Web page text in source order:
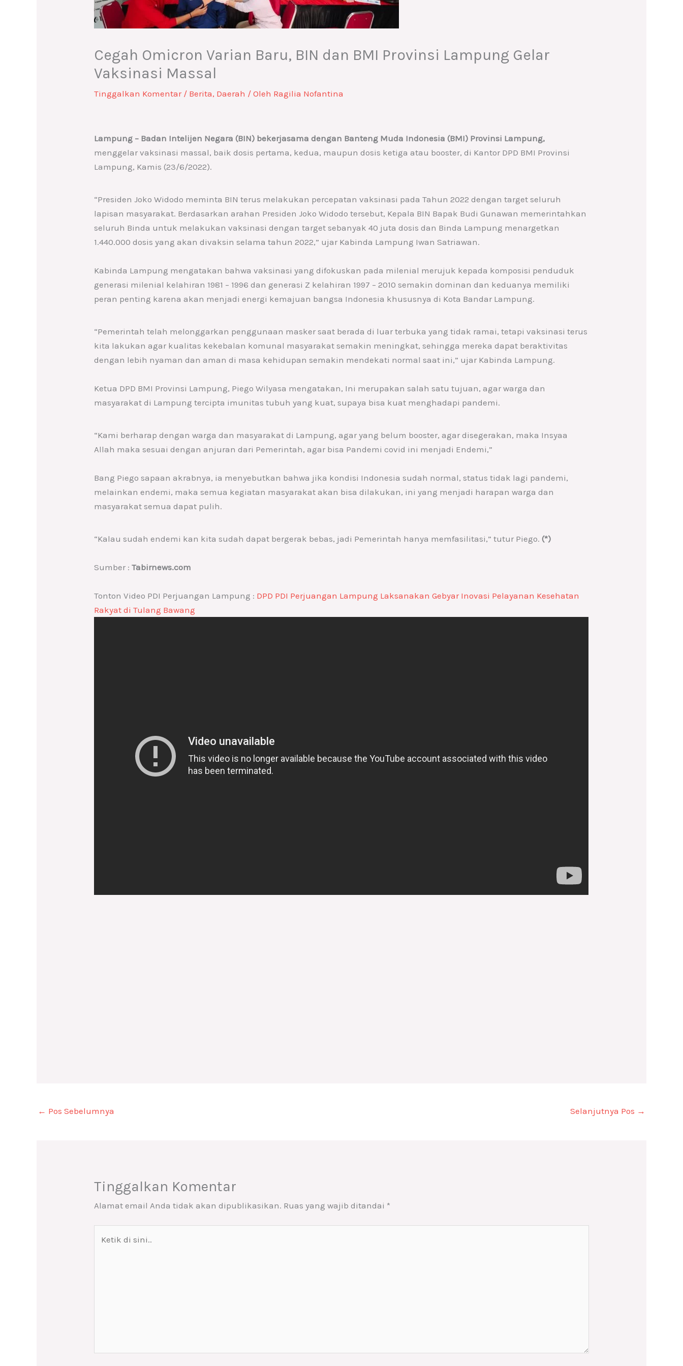
Cegah Omicron Varian Baru, BIN dan BMI Provinsi Lampung Gelar
Vaksinasi Massal
Tinggalkan Komentar / Berita, Daerah / Oleh Ragilia Nofantina
Lampung – Badan Intelijen Negara (BIN) bekerjasama dengan Banteng Muda Indonesia (BMI) Provinsi Lampung,
menggelar vaksinasi massal, baik dosis pertama, kedua, maupun dosis ketiga atau booster, di Kantor DPD BMI Provinsi
Lampung, Kamis (23/6/2022).
“Presiden Joko Widodo meminta BIN terus melakukan percepatan vaksinasi pada Tahun 2022 dengan target seluruh
lapisan masyarakat. Berdasarkan arahan Presiden Joko Widodo tersebut, Kepala BIN Bapak Budi Gunawan memerintahkan
seluruh Binda untuk melakukan vaksinasi dengan target sebanyak 40 juta dosis dan Binda Lampung menargetkan
1.440.000 dosis yang akan divaksin selama tahun 2022,” ujar Kabinda Lampung Iwan Satriawan.
Kabinda Lampung mengatakan bahwa vaksinasi yang difokuskan pada milenial merujuk kepada komposisi penduduk
generasi milenial kelahiran 1981 – 1996 dan generasi Z kelahiran 1997 – 2010 semakin dominan dan keduanya memiliki
peran penting karena akan menjadi energi kemajuan bangsa Indonesia khususnya di Kota Bandar Lampung.
“Pemerintah telah melonggarkan penggunaan masker saat berada di luar terbuka yang tidak ramai, tetapi vaksinasi terus
kita lakukan agar kualitas kekebalan komunal masyarakat semakin meningkat, sehingga mereka dapat beraktivitas
dengan lebih nyaman dan aman di masa kehidupan semakin mendekati normal saat ini,” ujar Kabinda Lampung.
Ketua DPD BMI Provinsi Lampung, Piego Wilyasa mengatakan, Ini merupakan salah satu tujuan, agar warga dan
masyarakat di Lampung tercipta imunitas tubuh yang kuat, supaya bisa kuat menghadapi pandemi.
“Kami berharap dengan warga dan masyarakat di Lampung, agar yang belum booster, agar disegerakan, maka Insyaa
Allah maka sesuai dengan anjuran dari Pemerintah, agar bisa Pandemi covid ini menjadi Endemi,”
Bang Piego sapaan akrabnya, ia menyebutkan bahwa jika kondisi Indonesia sudah normal, status tidak lagi pandemi,
melainkan endemi, maka semua kegiatan masyarakat akan bisa dilakukan, ini yang menjadi harapan warga dan
masyarakat semua dapat pulih.
“Kalau sudah endemi kan kita sudah dapat bergerak bebas, jadi Pemerintah hanya memfasilitasi,” tutur Piego.(*)
Sumber :Tabirnews.com
Tonton Video PDI Perjuangan Lampung : DPD PDI Perjuangan Lampung Laksanakan Gebyar Inovasi Pelayanan Kesehatan
Rakyat di Tulang Bawang
← Pos Sebelumnya Selanjutnya Pos →
Tinggalkan Komentar
Alamat email Anda tidak akan dipublikasikan. Ruas yang wajib ditandai *